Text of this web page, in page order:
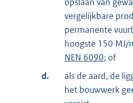
opslaan van
vergelijkbare
permanente
hoogste 150 MJ/
NEN 6090; of
d.
als de aard, de
het bouwwerk